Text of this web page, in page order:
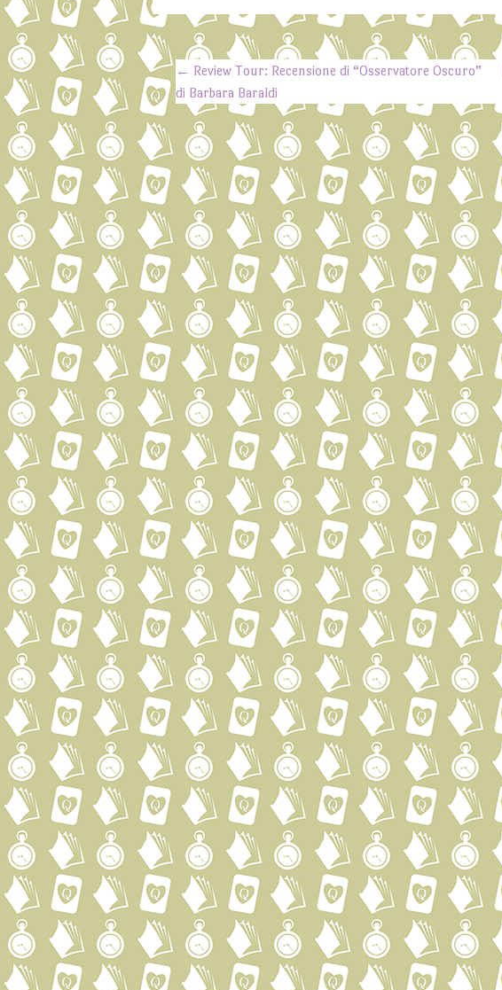
Post navigation
← Review Tour: Recensione di “Osservatore Oscuro”
di Barbara Baraldi